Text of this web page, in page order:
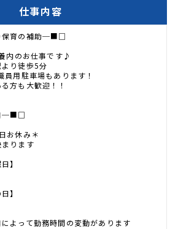
仕事内容
育の補助─■□
内のお仕事です♪
り徒歩5分
員用駐車場もあります！
方も大歓迎！！
─■□
お休み＊
ります
】
】
よって勤務時間の変動があります